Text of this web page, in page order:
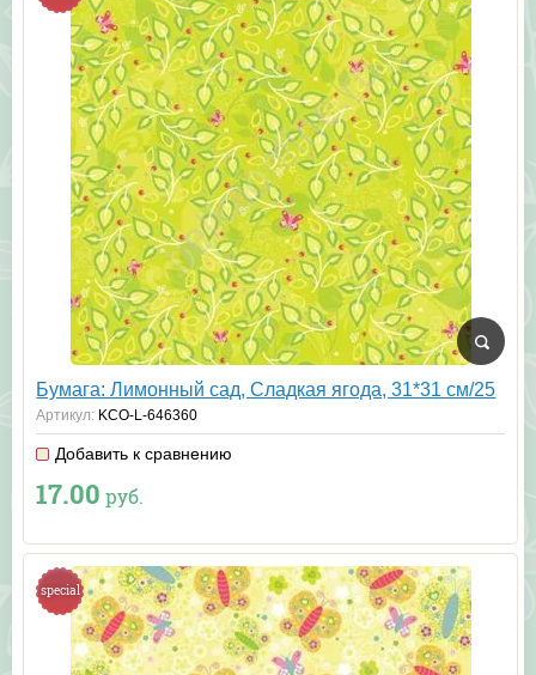
Бумага: Лимонный сад, Сладкая ягода, 31*31 см/25
Артикул: KCO-L-646360
Добавить к сравнению
17.00 руб.
special